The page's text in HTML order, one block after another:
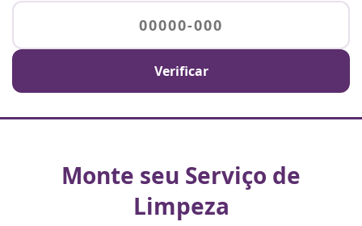
Verificar
Monte seu Serviço de
Limpeza